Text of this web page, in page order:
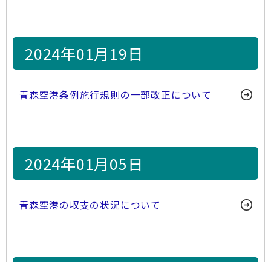
2024年01月19日
青森空港条例施行規則の一部改正について
2024年01月05日
青森空港の収支の状況について